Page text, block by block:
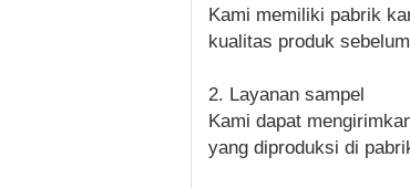
Kami memiliki pabrik
kualitas produk
2. Layanan sampel
Kami dapat
yang diproduksi di